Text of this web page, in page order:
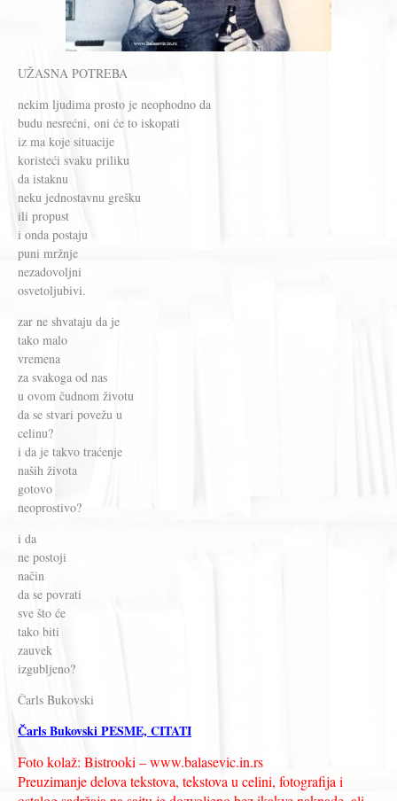
UŽASNA POTREBA
nekim ljudima prosto je neophodno da
budu nesrećni, oni će to iskopati
iz ma koje situacije
koristeći svaku priliku
da istaknu
neku jednostavnu grešku
ili propust
i onda postaju
puni mržnje
nezadovoljni
osvetoljubivi.
zar ne shvataju da je
tako malo
vremena
za svakoga od nas
u ovom čudnom životu
da se stvari povežu u
celinu?
i da je takvo traćenje
naših života
gotovo
neoprostivo?
i da
ne postoji
način
da se povrati
sve što će
tako biti
zauvek
izgubljeno?
Čarls Bukovski
Čarls Bukovski PESME, CITATI
Foto kolaž: Bistrooki – www.balasevic.in.rs
Preuzimanje delova tekstova, tekstova u celini, fotografija i